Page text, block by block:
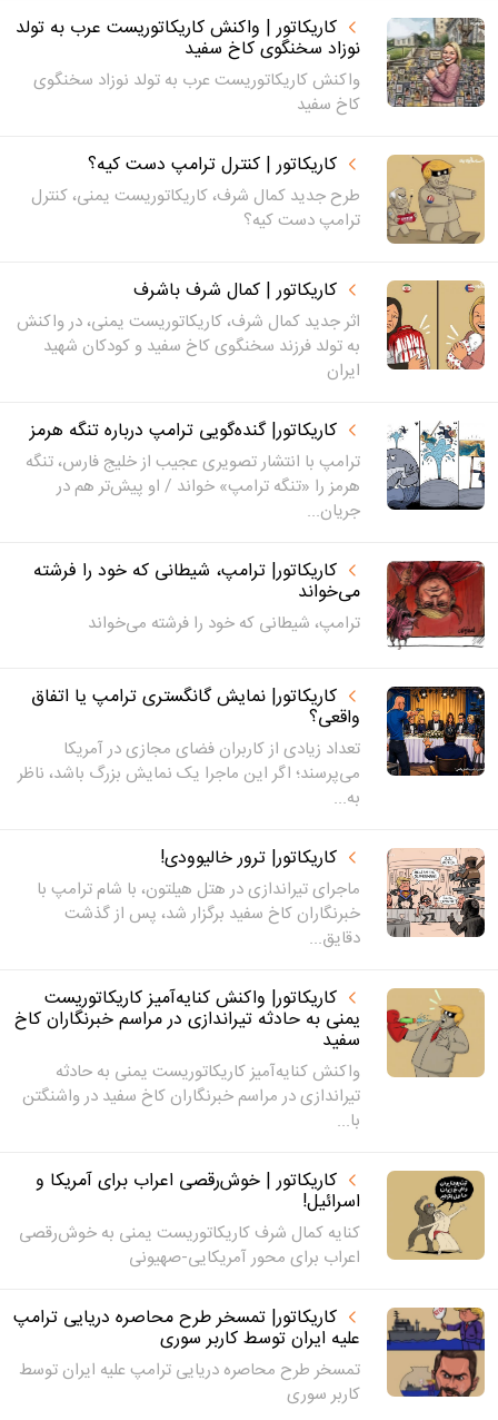
کاریکاتور | واکنش کاریکاتوریست عرب به تولد
نوزاد سخنگوی کاخ سفید
واکنش کاریکاتوریست عرب به تولد نوزاد سخنگوی
کاخ سفید
کاریکاتور | کنترل ترامپ دست کیه؟
طرح جدید کمال شرف، کاریکاتوریست یمنی، کنترل
ترامپ دست کیه؟
کاریکاتور | کمال شرف باشرف
اثر جدید کمال شرف، کاریکاتوریست یمنی، در واکنش
به تولد فرزند سخنگوی کاخ سفید و کودکان شهید
ایران
کاریکاتور| گنده‌گویی ترامپ درباره تنگه هرمز
ترامپ با انتشار تصویری عجیب از خلیج فارس، تنگه
هرمز را «تنگه ترامپ» خواند / او پیش‌تر هم در
جریان...
کاریکاتور| ترامپ، شیطانی که خود را فرشته
می‌خواند
ترامپ، شیطانی که خود را فرشته می‌خواند
کاریکاتور| نمایش گانگستری ترامپ یا اتفاق
واقعی؟
تعداد زیادی از کاربران فضای مجازی در آمریکا
می‌پرسند؛ اگر این ماجرا یک نمایش بزرگ باشد، ناظر
به...
کاریکاتور| ترور خالیوودی!
ماجرای تیراندازی در هتل هیلتون، با شام ترامپ با
خبرنگاران کاخ سفید برگزار شد، پس از گذشت
دقایق...
کاریکاتور| واکنش کنایه‌آمیز کاریکاتوریست
یمنی به حادثه تیراندازی در مراسم خبرنگاران کاخ
سفید
واکنش کنایه‌آمیز کاریکاتوریست یمنی به حادثه
تیراندازی در مراسم خبرنگاران کاخ سفید در واشنگتن
با...
کاریکاتور | خوش‌رقصی اعراب برای آمریکا و
اسرائیل!
کنایه کمال شرف کاریکاتوریست یمنی به خوش‌رقصی
اعراب برای محور آمریکایی-صهیونی
کاریکاتور| تمسخر طرح محاصره دریایی ترامپ
علیه ایران توسط کاربر سوری
تمسخر طرح محاصره دریایی ترامپ علیه ایران توسط
کاربر سوری